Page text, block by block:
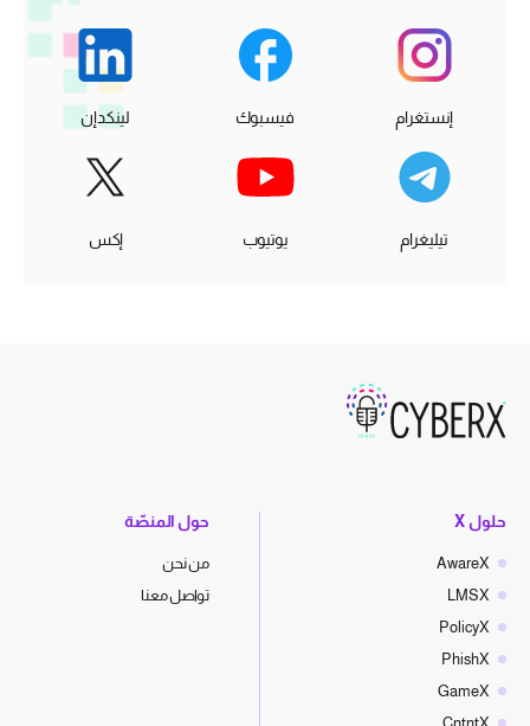
إنستغرام فيسبوك لينكدإن
تيليغرام يوتيوب إكس
حلول X
AwareX
LMSX
PolicyX
PhishX
GameX
حول المنصّة
من نحن
تواصل معنا